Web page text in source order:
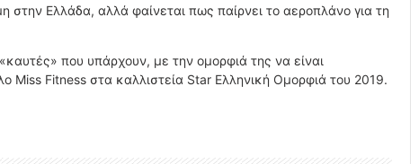
στην Ελλάδα, αλλά φαίνεται πως παίρνει το αεροπλάνο για τη
που υπάρχουν, με την ομορφιά της να είναι
Miss Fitness στα καλλιστεία Star Ελληνική Ομορφιά του 2019.